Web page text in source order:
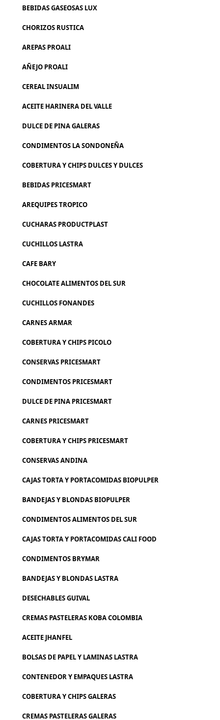
BEBIDAS GASEOSAS LUX
CHORIZOS RUSTICA
AREPAS PROALI
AÑEJO PROALI
CEREAL INSUALIM
ACEITE HARINERA DEL VALLE
DULCE DE PINA GALERAS
CONDIMENTOS LA SONDONEÑA
COBERTURA Y CHIPS DULCES Y DULCES
BEBIDAS PRICESMART
AREQUIPES TROPICO
CUCHARAS PRODUCTPLAST
CUCHILLOS LASTRA
CAFE BARY
CHOCOLATE ALIMENTOS DEL SUR
CUCHILLOS FONANDES
CARNES ARMAR
COBERTURA Y CHIPS PICOLO
CONSERVAS PRICESMART
CONDIMENTOS PRICESMART
DULCE DE PINA PRICESMART
CARNES PRICESMART
COBERTURA Y CHIPS PRICESMART
CONSERVAS ANDINA
CAJAS TORTA Y PORTACOMIDAS BIOPULPER
BANDEJAS Y BLONDAS BIOPULPER
CONDIMENTOS ALIMENTOS DEL SUR
CAJAS TORTA Y PORTACOMIDAS CALI FOOD
CONDIMENTOS BRYMAR
BANDEJAS Y BLONDAS LASTRA
DESECHABLES GUIVAL
CREMAS PASTELERAS KOBA COLOMBIA
ACEITE JHANFEL
BOLSAS DE PAPEL Y LAMINAS LASTRA
CONTENEDOR Y EMPAQUES LASTRA
COBERTURA Y CHIPS GALERAS
CREMAS PASTELERAS GALERAS